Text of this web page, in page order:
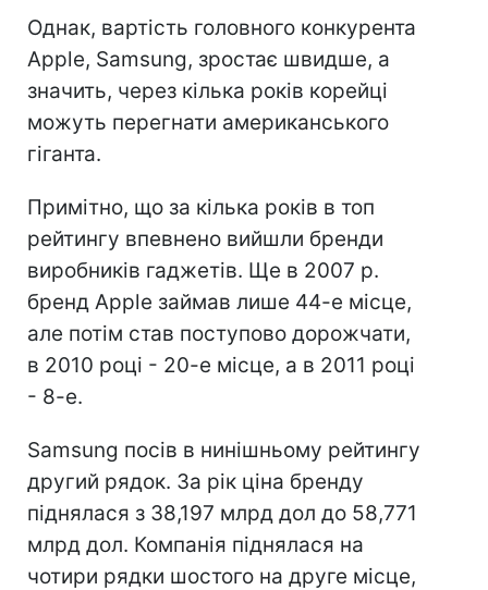
Однак, вартість головного конкурента
Apple, Samsung, зростає швидше, а
значить, через кілька років корейці
можуть перегнати американського
гіганта.
Примітно, що за кілька років в топ
рейтингу впевнено вийшли бренди
виробників гаджетів. Ще в 2007 р.
бренд Apple займав лише 44-е місце,
але потім став поступово дорожчати,
в 2010 році - 20-е місце, а в 2011 році
- 8-е.
Samsung посів в нинішньому рейтингу
другий рядок. За рік ціна бренду
піднялася з 38,197 млрд дол до 58,771
млрд дол. Компанія піднялася на
чотири рядки шостого на друге місце,